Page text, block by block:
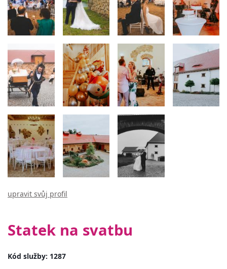
upravit svůj profil
Statek na svatbu
Kód služby: 1287